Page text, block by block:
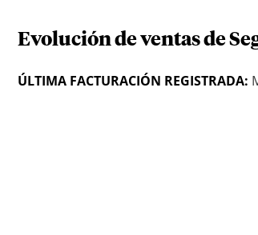
Evolución de ventas de
ÚLTIMA FACTURACIÓN REGISTRADA: